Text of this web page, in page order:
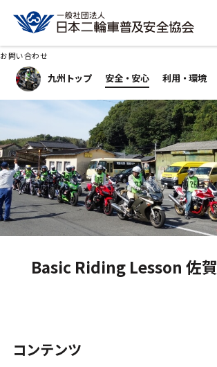
九州トップ 安全・安心 利用・環境
お問い合わせ
Basic Riding Lesson 佐賀
コンテンツ